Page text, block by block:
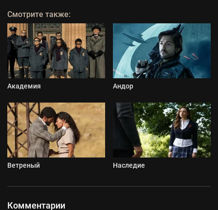
Смотрите также:
Академия Андор
Ветреный Наследие
Комментарии